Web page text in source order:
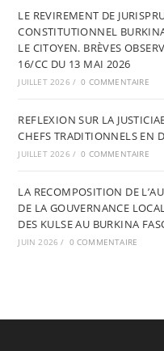
LE REVIREMENT DE
CONSTITUTIONNEL
LE CITOYEN. BRÈVES
16/CC DU 13 MAI 2026
JUILLET 2026 / 0 COMMENTAIRE
REFLEXION SUR LA
CHEFS TRADITIONNELS EN
JUILLET 2026 / 0 COMMENTAIRE
LA RECOMPOSITION DE
DE LA GOUVERNANCE
DES KULSE AU BURKINA
JUIN 2026 / 0 COMMENTAIRE